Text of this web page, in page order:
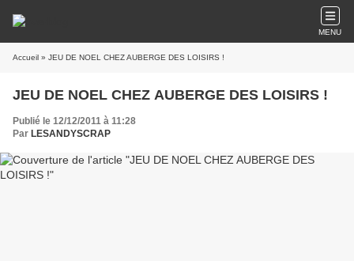
MENU
Accueil » JEU DE NOEL CHEZ AUBERGE DES LOISIRS !
JEU DE NOEL CHEZ AUBERGE DES LOISIRS !
Publié le 12/12/2011 à 11:28
Par LESANDYSCRAP